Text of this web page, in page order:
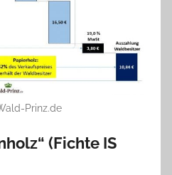
Prinz.de
(Fichte IS